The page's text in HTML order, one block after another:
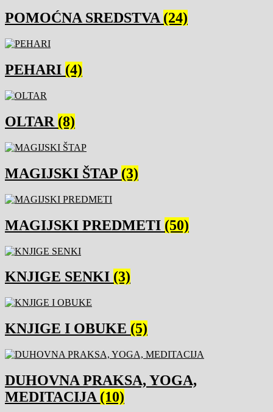
POMOĆNA SREDSTVA(24)
PEHARI (4)
OLTAR (8)
MAGIJSKI ŠTAP (3)
MAGIJSKI PREDMETI (50)
KNJIGE SENKI (3)
KNJIGE I OBUKE (5)
DUHOVNA PRAKSA, YOGA,
MEDITACIJA (10)